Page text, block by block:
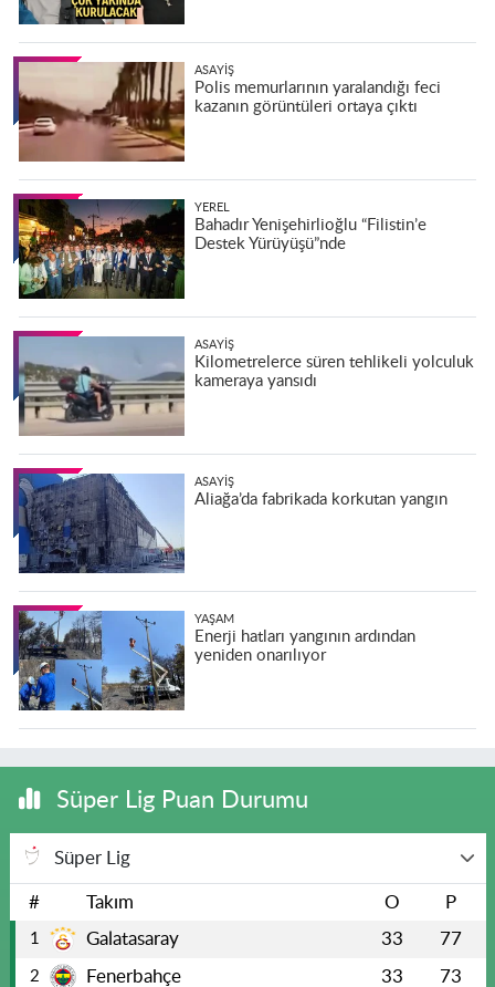
ASAYIŞ
Polis memurlarının yaralandığı feci
kazanın görüntüleri ortaya çıktı
YEREL
Bahadır Yenişehirlioğlu “Filistin’e
Destek Yürüyüşü”nde
ASAYIŞ
Kilometrelerce süren tehlikeli yolculuk
kameraya yansıdı
ASAYIŞ
Aliağa’da fabrikada korkutan yangın
YAŞAM
Enerji hatları yangının ardından
yeniden onarılıyor
Süper Lig Puan Durumu
Süper Lig
# Takım O P
1 Galatasaray 33 77
2 Fenerbahçe 33 73